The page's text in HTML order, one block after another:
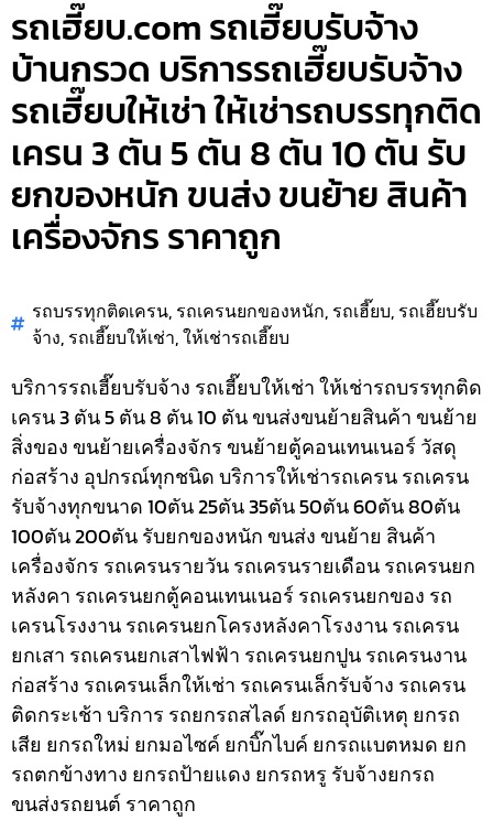
รถเฮี๊ยบ.com รถเฮี๊ยบรับจ้าง
บ้านกรวด บริการรถเฮี๊ยบรับจ้าง
รถเฮี๊ยบให้เช่า ให้เช่ารถบรรทุกติด
เครน 3 ตัน 5 ตัน 8 ตัน 10 ตัน รับ
ยกของหนัก ขนส่ง ขนย้าย สินค้า
เครื่องจักร ราคาถูก
รถบรรทุกติดเครน, รถเครนยกของหนัก, รถเฮี๊ยบ, รถเฮี๊ยบรับ
จ้าง, รถเฮี๊ยบให้เช่า,ให้เช่ารถเฮี๊ยบ
บริการรถเฮี๊ยบรับจ้าง รถเฮี๊ยบให้เช่า ให้เช่ารถบรรทุกติด
เครน 3 ตัน 5 ตัน 8 ตัน 10 ตัน ขนส่งขนย้ายสินค้า ขนย้าย
สิ่งของ ขนย้ายเครื่องจักร ขนย้ายตู้คอนเทนเนอร์ วัสดุ
ก่อสร้าง อุปกรณ์ทุกชนิดบริการให้เช่ารถเครน รถเครน
รับจ้างทุกขนาด 10ตัน 25ตัน 35ตัน 50ตัน 60ตัน 80ตัน
100ตัน 200ตัน รับยกของหนัก ขนส่ง ขนย้าย สินค้า
เครื่องจักร รถเครนรายวัน รถเครนรายเดือน รถเครนยก
หลังคา รถเครนยกตู้คอนเทนเนอร์ รถเครนยกของ รถ
เครนโรงงาน รถเครนยกโครงหลังคาโรงงาน รถเครน
ยกเสา รถเครนยกเสาไฟฟ้า รถเครนยกปูน รถเครนงาน
ก่อสร้าง รถเครนเล็กให้เช่า รถเครนเล็กรับจ้าง รถเครน
ติดกระเช้าบริการ รถยกรถสไลด์ ยกรถอุบัติเหตุ ยกรถ
เสีย ยกรถใหม่ ยกมอไซค์ ยกบิ๊กไบค์ ยกรถแบตหมด ยก
รถตกข้างทาง ยกรถป้ายแดง ยกรถหรู รับจ้างยกรถ
ขนส่งรถยนต์ ราคาถูก